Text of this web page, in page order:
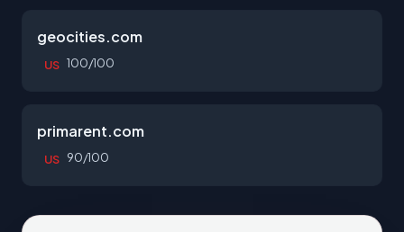
geocities.com
US 100/100
primarent.com
US 90/100